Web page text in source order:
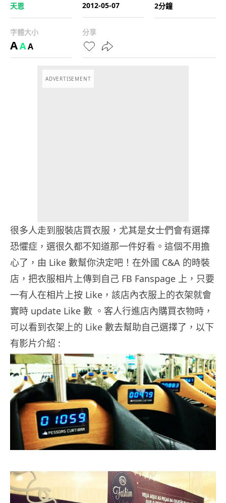
天恩
2012-05-07
2分鐘
字體大小
AAA
分享
ADVERTISEMENT
很多人走到服裝店買衣服，尤其是女士們會有選擇
恐懼症，選很久都不知道那一件好看。這個不用擔
心了，由 Like 數幫你決定吧！在外國 C&A 的時裝
店，把衣服相片上傳到自己 FB Fanspage 上，只要
一有人在相片上按 Like，該店內衣服上的衣架就會
實時 update Like 數 。客人行進店內購買衣物時，
可以看到衣架上的 Like 數去幫助自己選擇了，以下
有影片介紹 :